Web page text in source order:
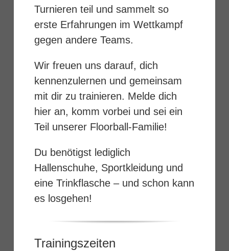
Turnieren teil und sammelt so
erste Erfahrungen im Wettkampf
gegen andere Teams.
Wir freuen uns darauf, dich
kennenzulernen und gemeinsam
mit dir zu trainieren. Melde dich
hier an, komm vorbei und sei ein
Teil unserer Floorball-Familie!
Du benötigst lediglich
Hallenschuhe, Sportkleidung und
eine Trinkflasche – und schon kann
es losgehen!
Trainingszeiten